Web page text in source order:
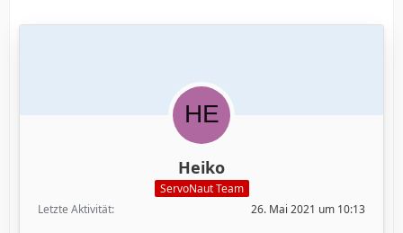
Heiko
ServoNaut Team
Letzte Aktivität
26. Mai 2021 um 10:13